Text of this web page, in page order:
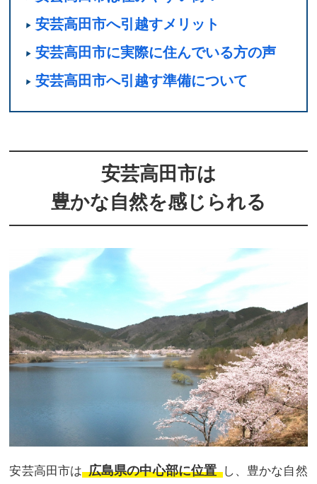
安芸高田市へ引越すメリット
安芸高田市に実際に住んでいる方の声
安芸高田市へ引越す準備について
安芸高田市は
豊かな自然を感じられる
安芸高田市は 広島県の中心部に位置 し、豊かな自然